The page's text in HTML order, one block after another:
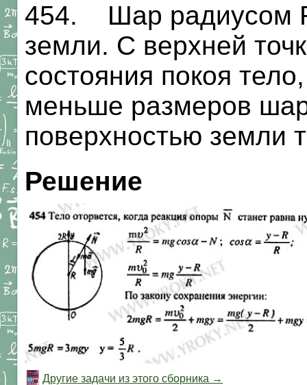
454. Шар радиусом R
земли. С верхней
состояния покоя
меньше размеров
поверхностью земли
Решение
Другие задачи из этого сборника →